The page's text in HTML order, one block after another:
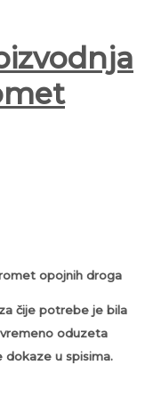
opojnih droga
čije potrebe je bila
oduzeta
dokaze u spisima.